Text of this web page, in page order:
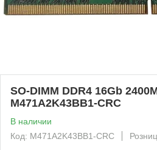
SO-DIMM DDR4 16Gb
M471A2K43BB1-CRC
В наличии
Код: M471A2K43BB1-CRC